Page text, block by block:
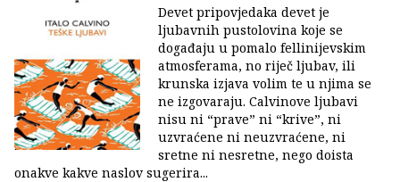
Devet pripovjedaka devet je
ljubavnih pustolovina koje se
događaju u pomalo fellinijevskim
atmosferama, no riječ ljubav, ili
krunska izjava volim te u njima se
ne izgovaraju. Calvinove ljubavi
nisu ni “prave” ni “krive”, ni
uzvraćene ni neuzvraćene, ni
sretne ni nesretne, nego doista
onakve kakve naslov sugerira...